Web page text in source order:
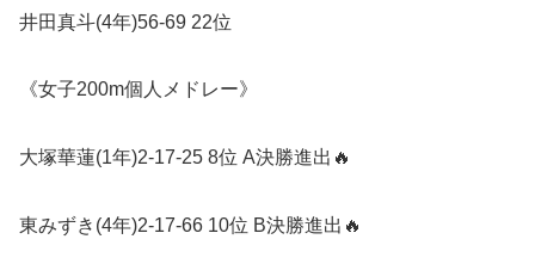
井田真斗(4年)56-69 22位
《女子200m個人メドレー》
大塚華蓮(1年)2-17-25 8位 A決勝進出 🔥
東みずき (4年)2-17-66 10位 B決勝進出 🔥